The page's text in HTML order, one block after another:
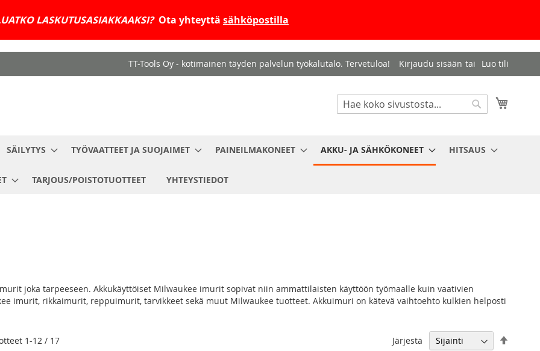
LASKUTUSASIAKKAAKSI?Ota yhteyttä sähköpostilla
TT-Tools Oy - kotimainen täyden palvelun työkalutalo. Tervetuloa! Kirjaudu sisään Luo tili
Haku
Haku
SÄILYTYS TYÖVAATTEET JA SUOJAIMET PAINEILMAKONEET AKKU- JA SÄHKÖKONEET HITSAUS
TARJOUS/POISTOTUOTTEET YHTEYSTIEDOT
joka tarpeeseen. Akkukäyttöiset Milwaukee imurit sopivat niin ammattilaisten käyttöön työmaalle kuin vaativien
imurit, rikkaimurit, reppuimurit, tarvikkeet sekä muut Milwaukee tuotteet. Akkuimuri on kätevä vaihtoehto kulkien helposti
1-12 / 17 Järjestä